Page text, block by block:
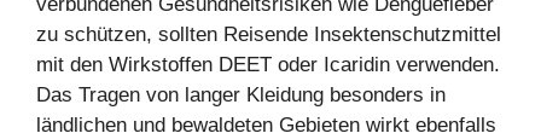
zu schützen, sollten Reisende Insektenschutzmittel
mit den Wirkstoffen DEET oder Icaridin verwenden.
Das Tragen von langer Kleidung besonders in
ländlichen und bewaldeten Gebieten wirkt ebenfalls